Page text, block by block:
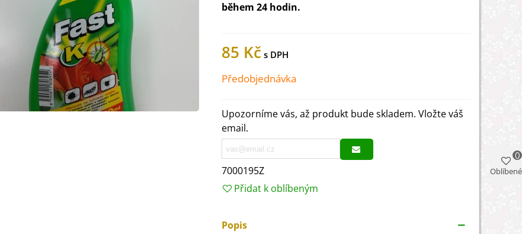
během 24 hodin.
85 Kč
Předobjednávka
Upozorníme vás, až produkt bude skladem. Vložte váš
email.
7000195Z
Přidat k oblíbeným
Popis
Oblíbené
0